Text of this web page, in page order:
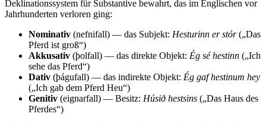
Deklinationssystem für Substantive bewahrt, das im Englischen vor
Jahrhunderten verloren ging:
Nominativ (nefnifall) — das Subjekt: Hesturinn er stór(„Das
Pferd ist groß“)
Akkusativ (þolfall) — das direkte Objekt: Ég sé hestinn („Ich
sehe das Pferd“)
Dativ (þágufall) — das indirekte Objekt: Ég gaf hestinum hey
(„Ich gab dem Pferd Heu“)
Genitiv (eignarfall) — Besitz: Húsið hestsins („Das Haus des
Pferdes“)